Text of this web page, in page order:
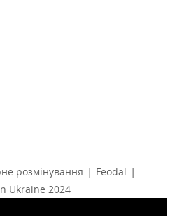
розмінування | Feodal |
Ukraine 2024